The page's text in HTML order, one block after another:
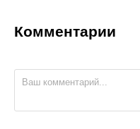
Комментарии